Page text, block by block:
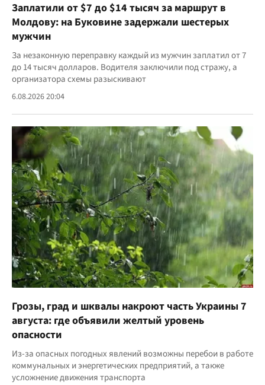
Заплатили от $7 до $14 тысяч за маршрут в
Молдову: на Буковине задержали шестерых
мужчин
За незаконную переправку каждый из мужчин заплатил от 7
до 14 тысяч долларов. Водителя заключили под стражу, а
организатора схемы разыскивают
6.08.2026 20:04
Грозы, град и шквалы накроют часть Украины 7
августа: где объявили желтый уровень
опасности
Из-за опасных погодных явлений возможны перебои в работе
коммунальных и энергетических предприятий, а также
усложнение движения транспорта